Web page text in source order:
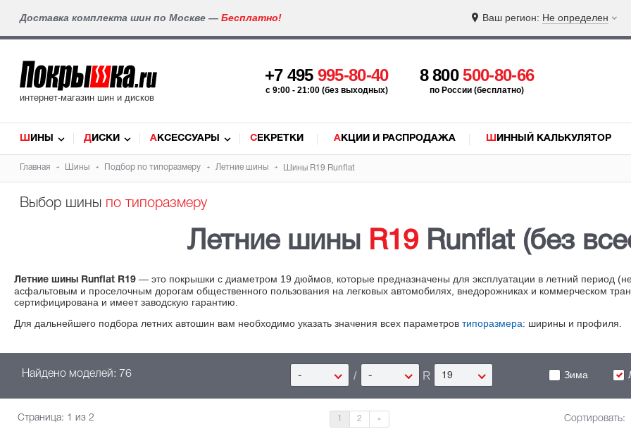
Доставка комплекта шин по Москве — Бесплатно! Ваш регион: Не определен
интернет-магазин шин и дисков
+7 495 995-80-40
c 9:00 - 21:00 (без выходных)
8 800500-80-66
по России (бесплатно)
ШИНЫ ДИСКИ АКСЕССУАРЫ СЕКРЕТКИ АКЦИИ И РАСПРОДАЖА ШИННЫЙ КАЛЬКУЛЯТОР
Главная Шины Подбор по типоразмеру Летние шины Шины R19 Runflat
Выбор шины по типоразмеру
Летние шины R19Runflat (без
Летние шины Runflat R19 — это покрышки с диаметром 19 дюймов, которые предназначены для эксплуатации в летний период
асфальтовым и проселочным дорогам общественного пользования на легковых автомобилях, внедорожниках и коммерческом
сертифицирована и имеет заводскую гарантию.
Для дальнейшего подбора летних автошин вам необходимо указать значения всех параметров типоразмера: ширины и профиля.
Найдено моделей: 76 - / - R 19 Зима
Страница: 1 из 2 1 2 » Сортировать: